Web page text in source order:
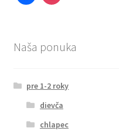
Naša ponuka
pre 1-2 roky
dievča
chlapec